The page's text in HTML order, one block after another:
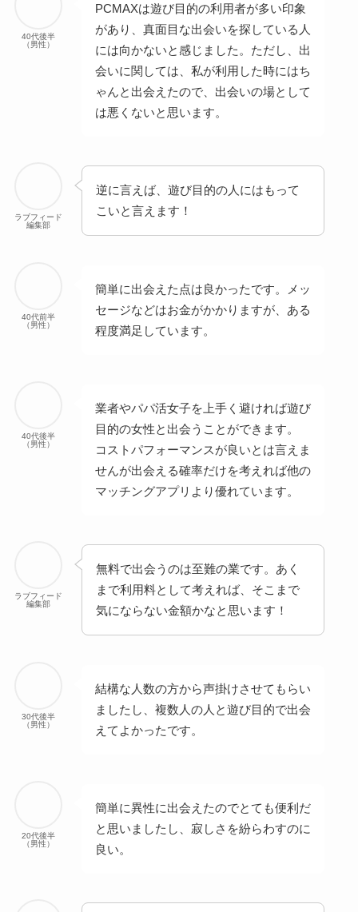
40代後半
（男性）
PCMAXは遊び目的の利用者が多い印象
があり、真面目な出会いを探している人
には向かないと感じました。ただし、出
会いに関しては、私が利用した時にはち
ゃんと出会えたので、出会いの場として
は悪くないと思います。
ラブフィード
編集部
逆に言えば、遊び目的の人にはもって
こいと言えます！
40代前半
（男性）
簡単に出会えた点は良かったです。メッ
セージなどはお金がかかりますが、ある
程度満足しています。
40代後半
（男性）
業者やパパ活女子を上手く避ければ遊び
目的の女性と出会うことができます。
コストパフォーマンスが良いとは言えま
せんが出会える確率だけを考えれば他の
マッチングアプリより優れています。
ラブフィード
編集部
無料で出会うのは至難の業です。あく
まで利用料として考えれば、そこまで
気にならない金額かなと思います！
30代後半
（男性）
結構な人数の方から声掛けさせてもらい
ましたし、複数人の人と遊び目的で出会
えてよかったです。
20代後半
（男性）
簡単に異性に出会えたのでとても便利だ
と思いましたし、寂しさを紛らわすのに
良い。